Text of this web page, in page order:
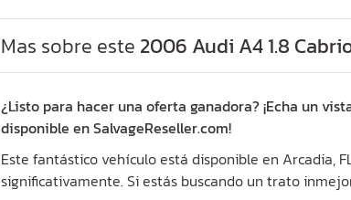
Mas sobre este 2006 Audi A4 1.8
¿Listo para hacer una oferta ganadora? ¡Echa un
disponible en SalvageReseller.com!
Este fantástico vehículo está disponible en Arcadia,
significativamente. Si estás buscando un trato